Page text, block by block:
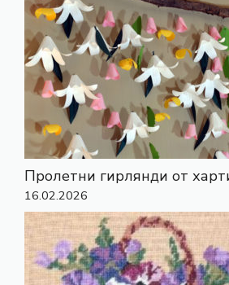
Пролетни гирлянди от
16.02.2026